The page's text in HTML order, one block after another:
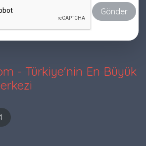
Gönder
- Türkiye'nin En Büyük